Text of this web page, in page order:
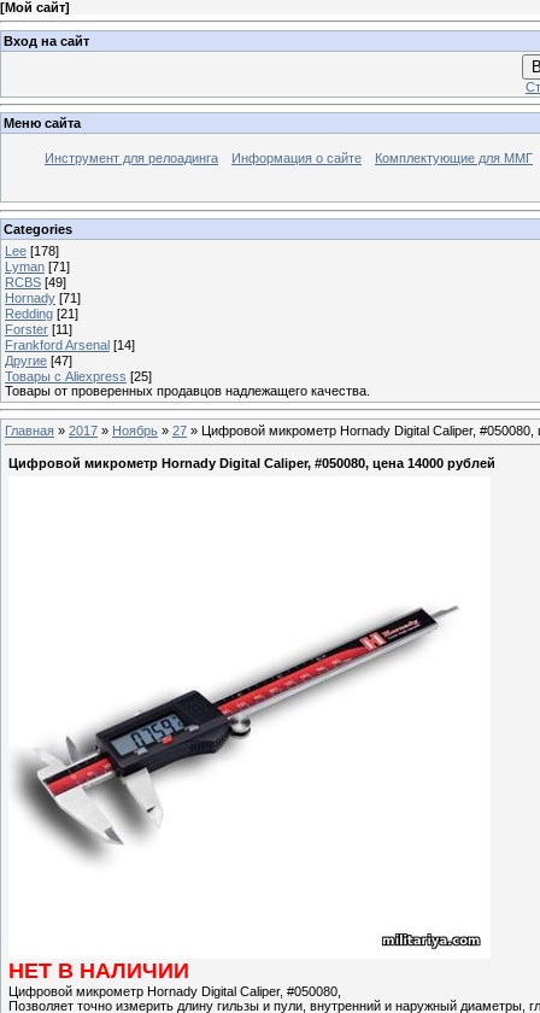
[Мой сайт]
Вход на сайт
Меню сайта
Инструмент для релоадинга Информация о сайте Комплектующие для ММГ
Categories
Lee [178]
Lyman [71]
RCBS [49]
Hornady [71]
Redding [21]
Forster [11]
Frankford Arsenal [14]
Другие [47]
Товары с Aliexpress [25]
Товары от проверенных продавцов надлежащего качества.
Главная » 2017 » Ноябрь » 27 » Цифровой микрометр Hornady Digital Caliper, #050080,
Цифровой микрометр Hornady Digital Caliper, #050080, цена 14000 рублей
НЕТ В НАЛИЧИИ
Цифровой микрометр Hornady Digital Caliper, #050080,
Позволяет точно измерить длину гильзы и пули, внутренний и наружный диаметры,